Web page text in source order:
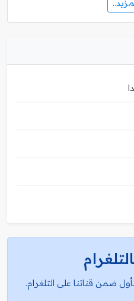
ضمن قناتنا على التلغرام.